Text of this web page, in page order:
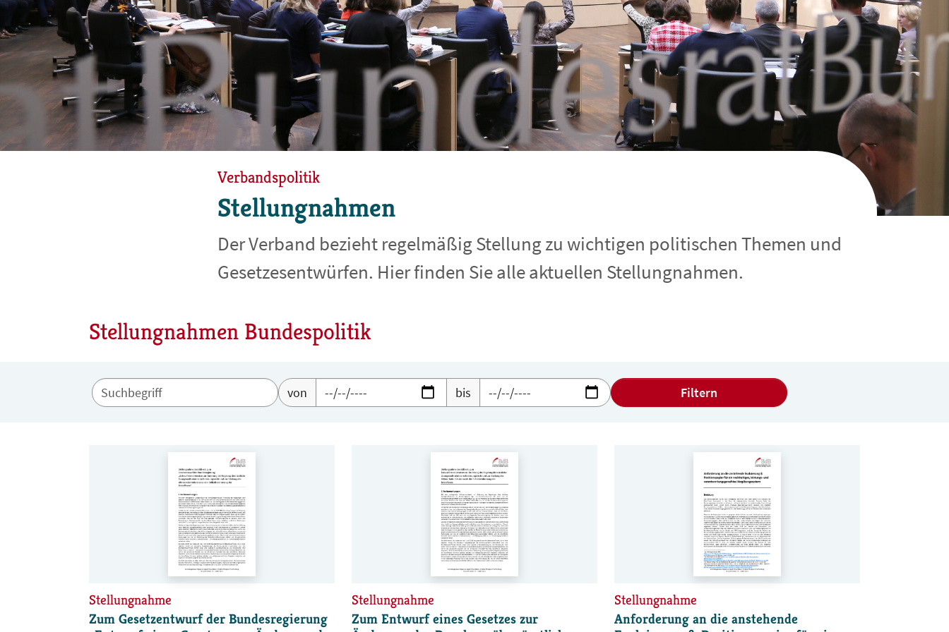
Verbandspolitik
Stellungnahmen
Der Verband bezieht regelmäßig Stellung zu wichtigen politischen Themen und
Gesetzesentwürfen. Hier finden Sie alle aktuellen Stellungnahmen.
Stellungnahmen Bundespolitik
von bis
Stellungnahme
Zum Gesetzentwurf der Bundesregierung
Stellungnahme
Zum Entwurf eines Gesetzes zur
Stellungnahme
Anforderung an die anstehende